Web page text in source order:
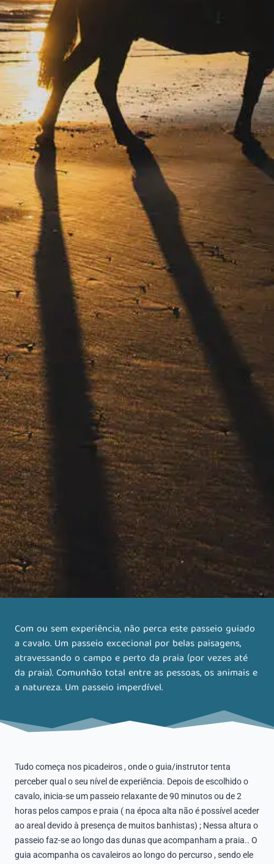
Com ou sem experiência, não perca este passeio guiado
a cavalo. Um passeio excecional por belas paisagens,
atravessando o campo e perto da praia (por vezes até
da praia). Comunhão total entre as pessoas, os animais e
a natureza. Um passeio imperdível.
Tudo começa nos picadeiros , onde o guia/instrutor tenta
perceber qual o seu nível de experiência. Depois de escolhido o
cavalo, inicia-se um passeio relaxante de 90 minutos ou de 2
horas pelos campos e praia ( na época alta não é possível aceder
ao areal devido à presença de muitos banhistas) ; Nessa altura o
passeio faz-se ao longo das dunas que acompanham a praia.. O
guia acompanha os cavaleiros ao longo do percurso , sendo ele